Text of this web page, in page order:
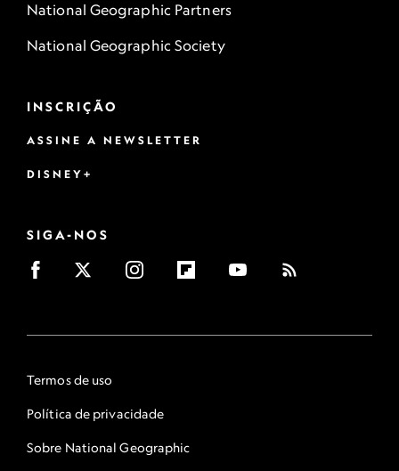
National Geographic Partners
National Geographic Society
INSCRIÇÃO
ASSINE A NEWSLETTER
DISNEY+
SIGA-NOS
Termos de uso
Política de privacidade
Sobre National Geographic